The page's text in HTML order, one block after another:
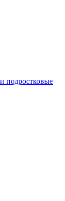
подростковые